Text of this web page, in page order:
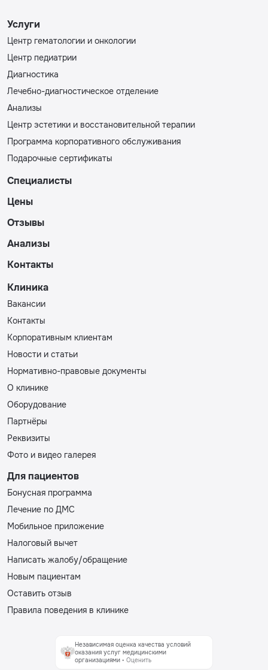
Услуги
Центр гематологии и онкологии
Центр педиатрии
Диагностика
Лечебно-диагностическое отделение
Анализы
Центр эстетики и восстановительной терапии
Программа корпоративного обслуживания
Подарочные сертификаты
Специалисты
Цены
Отзывы
Анализы
Контакты
Клиника
Вакансии
Контакты
Корпоративным клиентам
Новости и статьи
Нормативно-правовые документы
О клинике
Оборудование
Партнёры
Реквизиты
Фото и видео галерея
Для пациентов
Бонусная программа
Лечение по ДМС
Мобильное приложение
Налоговый вычет
Написать жалобу/обращение
Новым пациентам
Оставить отзыв
Правила поведения в клинике
Независимая оценка качества условий
оказания услуг медицинскими
организациями • Оценить